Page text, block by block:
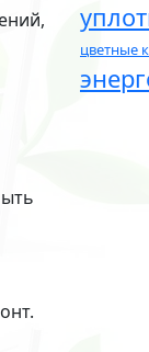
цветные